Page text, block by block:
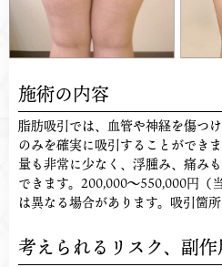
施術の内容
脂肪吸引では、血管や神経を傷つ
のみを確実に吸引することができ
量も非常に少なく、浮腫み、痛み
できます。200,000〜550,000円（
は異なる場合があります。吸引箇
考えられるリスク、 副